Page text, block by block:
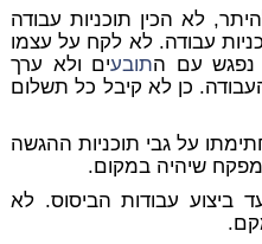
לא הכין תוכניות עבודה
עבודה. לא לקח על עצמו
עם התובעים ולא ערך
כן לא קיבל כל תשלום
על גבי תוכניות ההגשה
שיהיה במקום.
ביצוע עבודות הביסוס. לא